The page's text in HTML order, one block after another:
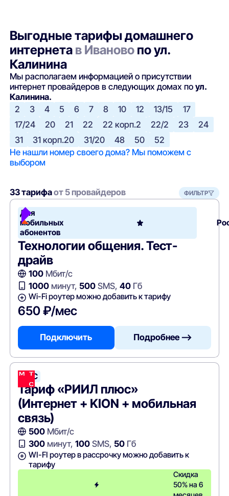
Выгодные тарифы домашнего
интернета в Иваново по ул.
Калинина
Мы располагаем информацией о присутствии
интернет провайдеров в следующих домах поул.
Калинина.
2
3 4 5 6 7 8 10 12 13/15
17
17/24
20 21 22 22 корп.2 22/2 23
24
31
31 корп.20 31/20 48 50
52
Не нашли номер своего дома? Мы поможем с
выбором
33 тарифаот 5 провайдеров ФИЛЬТР
Для
мобильных
абонентов
Технологии общения. Тест-
драйв
100Мбит/с
1000минут, 500SMS, 40Гб
Wi-Fi роутер можно добавить к тарифу
650 ₽/мес
Подключить Подробнее —>
МТС
Тариф «РИИЛ плюс»
(Интернет + KION + мобильная
связь)
500Мбит/с
300минут, 100SMS, 50Гб
WI-FI роутер в рассрочку можно добавить к
тарифу
Скидка
50% на 6